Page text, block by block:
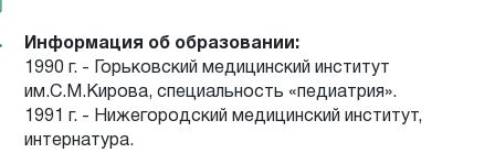
Информация об образовании:
1990 г. - Горьковский медицинский институт
им.С.М.Кирова, специальность «педиатрия».
1991 г. - Нижегородский медицинский институт,
интернатура.